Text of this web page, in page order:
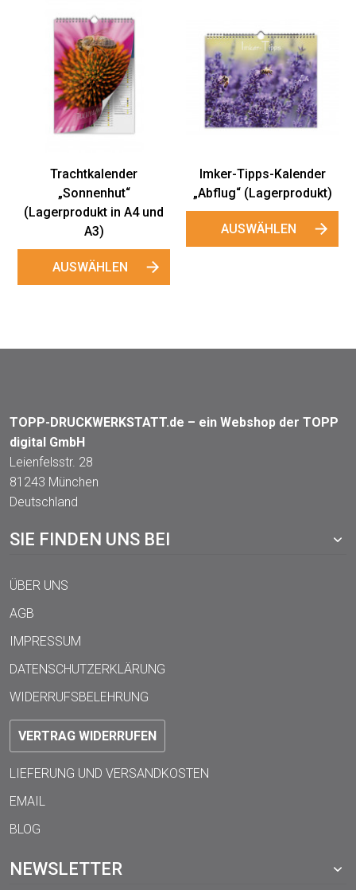
Trachtkalender
„Sonnenhut“
(Lagerprodukt in A4 und
A3)
AUSWÄHLEN
Imker-Tipps-Kalender
„Abflug“ (Lagerprodukt)
AUSWÄHLEN
TOPP-DRUCKWERKSTATT.de – ein Webshop der TOPP
digital GmbH
Leienfelsstr. 28
81243 München
Deutschland
SIE FINDEN UNS BEI
ÜBER UNS
AGB
IMPRESSUM
DATENSCHUTZERKLÄRUNG
WIDERRUFSBELEHRUNG
VERTRAG WIDERRUFEN
LIEFERUNG UND VERSANDKOSTEN
EMAIL
BLOG
NEWSLETTER